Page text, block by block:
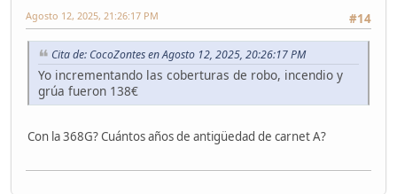
#14
Agosto 12, 2025, 21:26:17 PM
Cita de: CocoZontes en Agosto 12, 2025, 20:26:17 PM
Yo incrementando las coberturas de robo, incendio y
grúa fueron 138€
Con la 368G? Cuántos años de antigüedad de carnet A?